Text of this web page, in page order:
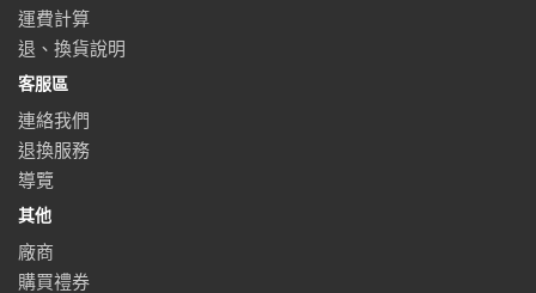
運費計算
退、換貨說明
客服區
連絡我們
退換服務
導覽
其他
廠商
購買禮券